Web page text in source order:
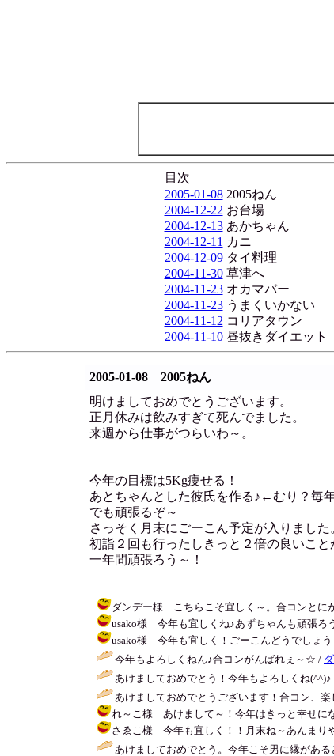
目次
2005-01-082005ねん
2004-12-22 お台場
2004-12-13あかちゃん
2004-12-11 カニ
2004-12-09タイ料理
2004-11-30草津へ
2004-11-23オカマバー
2004-11-23うまくいかない
2004-11-12 コリアタウン
2004-11-10昼抜きダイエット
2005-01-08 2005ねん
明けましておめでとうございます。
正月休みは飲みすぎて死んでました。
来週から仕事がつらいわ～。
今年の目標は5Kg痩せる！
あとちゃんとした彼氏を作る♪←むり？毎
でも頑張るぞ～
さっそく月末にごーこん予定が入りました
初詣２回も行ったしきっと２倍の良いこと
一年間頑張ろう～！
ダンデー様 こちらこそ宜しく～。合コンとに
usako様 今年も宜しくね♪あずちゃんも頑張ろ
usako様 今年も宜しく！ごーこんどうでしょ
今年もよろしくねん♪合コンがんばれぇ～☆ /
あけましておめでとう！今年もよろしくね
あけましておめでとうございます！合コン、
れ～こ様 あけまして～！今年はきっと幸せに
さゑこ様 今年も宜しく！！月末ね～あんまり
あけましておめでとう。今年こそ男に縁がある